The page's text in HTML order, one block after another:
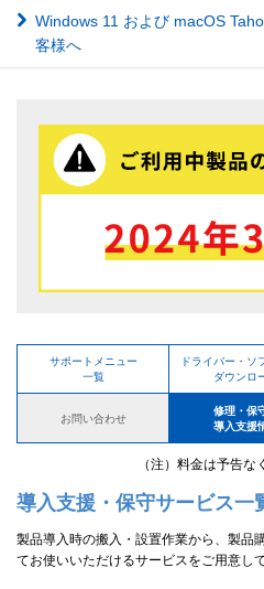
Windows 11 および macOS
客様へ
サポートメニュー
一覧
ドライバー・ソ
ダウンロ
お問い合わせ
修理・保
導入支援
（注）料金は予告な
導入支援・保守サービス一
製品導入時の搬入・設置作業から、製品
てお使いいただけるサービスをご用意し